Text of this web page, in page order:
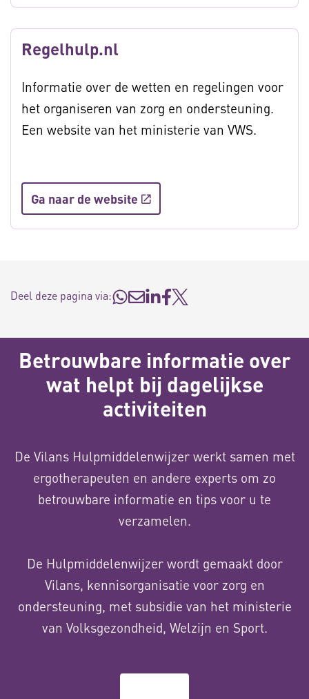
Regelhulp.nl
Informatie over de wetten en regelingen voor
het organiseren van zorg en ondersteuning.
Een website van het ministerie van VWS.
Ga naar de website
Deel deze pagina via:
Betrouwbare informatie over
wat helpt bij dagelijkse
activiteiten
De Vilans Hulpmiddelenwijzer werkt samen met
ergotherapeuten en andere experts om zo
betrouwbare informatie en tips voor u te
verzamelen.
De Hulpmiddelenwijzer wordt gemaakt door
Vilans, kennisorganisatie voor zorg en
ondersteuning, met subsidie van het ministerie
van Volksgezondheid, Welzijn en Sport.